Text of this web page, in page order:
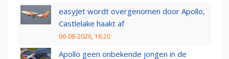
easyJet wordt overgenomen door Apollo,
Castlelake haakt af
06-08-2026, 16:20
Apollo geen onbekende jongen in de